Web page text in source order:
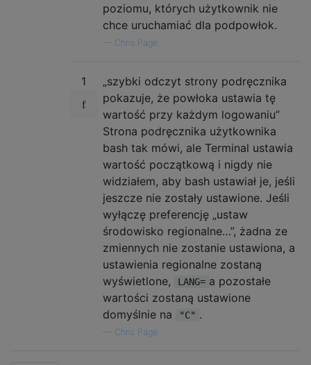
poziomu, których użytkownik nie
chce uruchamiać dla podpowłok.
Chris Page
1
„szybki odczyt strony podręcznika
pokazuje, że powłoka ustawia tę
wartość przy każdym logowaniu”
Strona podręcznika użytkownika
bash tak mówi, ale Terminal ustawia
wartość początkową i nigdy nie
widziałem, aby bash ustawiał je, jeśli
jeszcze nie zostały ustawione. Jeśli
wyłączę preferencję „ustaw
środowisko regionalne…”, żadna ze
zmiennych nie zostanie ustawiona, a
ustawienia regionalne zostaną
wyświetlone,
LANG= a pozostałe
wartości zostaną ustawione
domyślnie na
"C" .
Chris Page